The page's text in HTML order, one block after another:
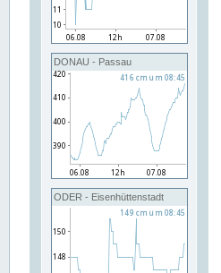
DONAU - Passau
ODER - Eisenhüttenstadt